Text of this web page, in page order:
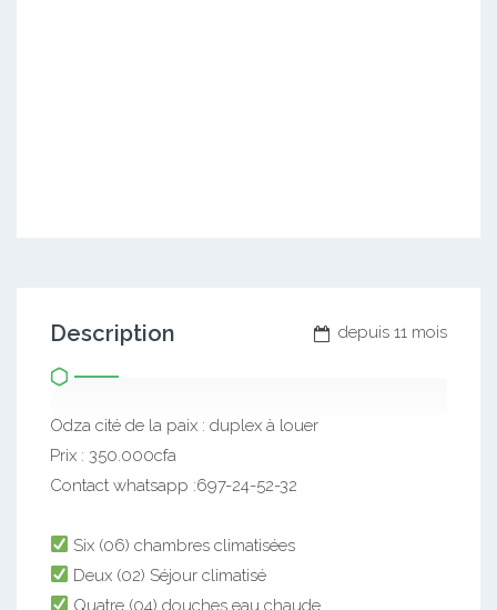
depuis 11 mois
Description
Odza cité de la paix : duplex à louer
Prix : 350.000cfa
Contact whatsapp :697-24-52-32
Six (06) chambres climatisées
Deux (02) Séjour climatisé
Quatre (04) douches eau chaude